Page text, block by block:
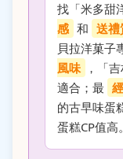
找「米多甜
感 和 送禮
貝拉洋菓子
風味 ，「
適合；最
的古早味蛋
蛋糕CP值高